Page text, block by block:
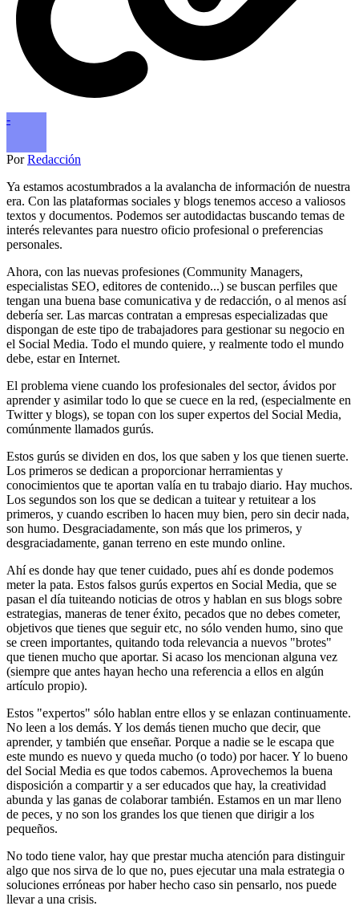
-
PorRedacción
Ya estamos acostumbrados a la avalancha de información de nuestra
era. Con las plataformas sociales y blogs tenemos acceso a valiosos
textos y documentos. Podemos ser autodidactas buscando temas de
interés relevantes para nuestro oficio profesional o preferencias
personales.
Ahora, con las nuevas profesiones (Community Managers,
especialistas SEO, editores de contenido...) se buscan perfiles que
tengan una buena base comunicativa y de redacción, o al menos así
debería ser. Las marcas contratan a empresas especializadas que
dispongan de este tipo de trabajadores para gestionar su negocio en
el Social Media. Todo el mundo quiere, y realmente todo el mundo
debe, estar en Internet.
El problema viene cuando los profesionales del sector, ávidos por
aprender y asimilar todo lo que se cuece en la red, (especialmente en
Twitter y blogs), se topan con los super expertos del Social Media,
comúnmente llamados gurús.
Estos gurús se dividen en dos, los que saben y los que tienen suerte.
Los primeros se dedican a proporcionar herramientas y
conocimientos que te aportan valía en tu trabajo diario. Hay muchos.
Los segundos son los que se dedican a tuitear y retuitear a los
primeros, y cuando escriben lo hacen muy bien, pero sin decir nada,
son humo. Desgraciadamente, son más que los primeros, y
desgraciadamente, ganan terreno en este mundo online.
Ahí es donde hay que tener cuidado, pues ahí es donde podemos
meter la pata. Estos falsos gurús expertos en Social Media, que se
pasan el día tuiteando noticias de otros y hablan en sus blogs sobre
estrategias, maneras de tener éxito, pecados que no debes cometer,
objetivos que tienes que seguir etc, no sólo venden humo, sino que
se creen importantes, quitando toda relevancia a nuevos "brotes"
que tienen mucho que aportar. Si acaso los mencionan alguna vez
(siempre que antes hayan hecho una referencia a ellos en algún
artículo propio).
Estos "expertos" sólo hablan entre ellos y se enlazan continuamente.
No leen a los demás. Y los demás tienen mucho que decir, que
aprender, y también que enseñar. Porque a nadie se le escapa que
este mundo es nuevo y queda mucho (o todo) por hacer. Y lo bueno
del Social Media es que todos cabemos. Aprovechemos la buena
disposición a compartir y a ser educados que hay, la creatividad
abunda y las ganas de colaborar también. Estamos en un mar lleno
de peces, y no son los grandes los que tienen que dirigir a los
pequeños.
No todo tiene valor, hay que prestar mucha atención para distinguir
algo que nos sirva de lo que no, pues ejecutar una mala estrategia o
soluciones erróneas por haber hecho caso sin pensarlo, nos puede
llevar a una crisis.